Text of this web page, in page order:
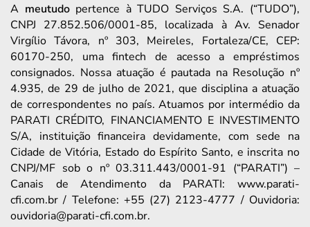
A meutudopertence à TUDO Serviços S.A. (“TUDO”),
CNPJ 27.852.506/0001-85, localizada à Av. Senador
Virgílio Távora, nº 303, Meireles, Fortaleza/CE, CEP:
60170-250, uma fintech de acesso a empréstimos
consignados. Nossa atuação é pautada na Resolução nº
4.935, de 29 de julho de 2021, que disciplina a atuação
de correspondentes no país. Atuamos por intermédio da
PARATI CRÉDITO, FINANCIAMENTO E INVESTIMENTO
S/A, instituição financeira devidamente, com sede na
Cidade de Vitória, Estado do Espírito Santo, e inscrita no
CNPJ/MF sob o nº 03.311.443/0001-91 (“PARATI”) –
Canais de Atendimento da PARATI: www.parati-
cfi.com.br / Telefone: +55 (27) 2123-4777 / Ouvidoria:
ouvidoria@parati-cfi.com.br.